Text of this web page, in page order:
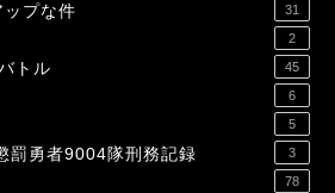
プな件 31
2
トル 45
6
5
罰勇者9004隊刑務記録 3
78